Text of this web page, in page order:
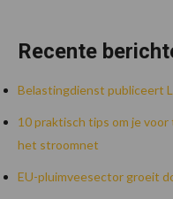
Recente
Belastingdienst publiceert
10 praktisch tips om je
het stroomnet
EU-pluimveesector groeit